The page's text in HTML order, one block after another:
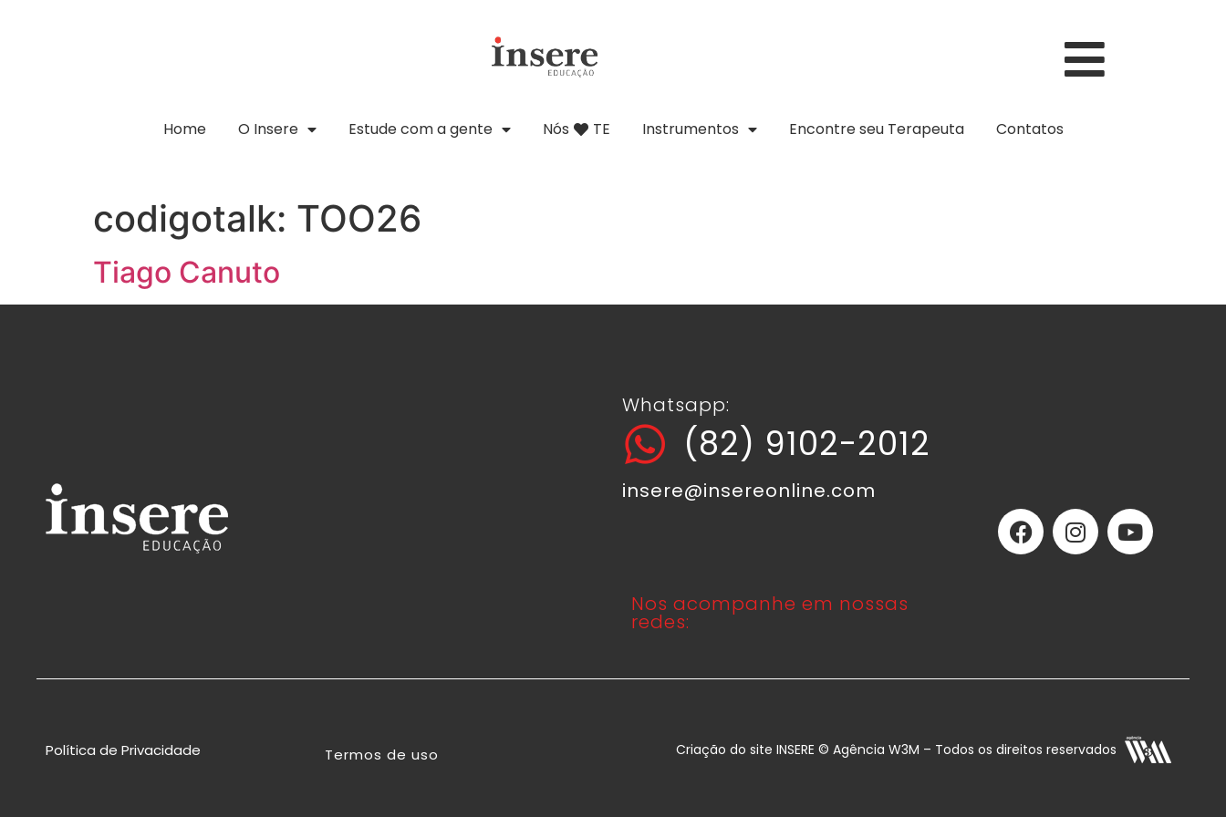
Home O Insere Estude com a gente Nós TE Instrumentos Encontre seu Terapeuta Contatos
codigotalk: TOO26
Tiago Canuto
Whatsapp:
(82) 9102-2012
insere@insereonline.com
Nos acompanhe em nossas
redes:
Política de Privacidade Termos de uso Criação do site INSERE © Agência W3M – Todos os direitos reservados